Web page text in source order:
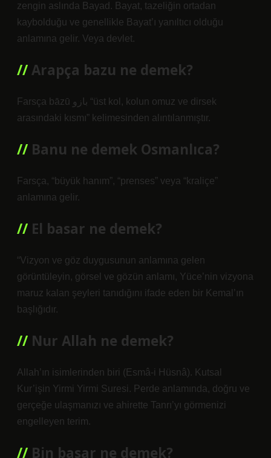
zengin aslında Bayad. Bayat, tazeliğin ortadan
kaybolduğu ve genellikle Bayat’ı yanıltıcı olduğu
anlamına gelir. Veya devlet.
Arapça bazu ne demek?
Farsça bāzū بازو “üst kol, kolun omuz ve dirsek
arasındaki kısmı” kelimesinden alıntılanmıştır.
Banu ne demek Osmanlıca?
Farsça, “büyük hanım”, “prenses” veya “kraliçe”
anlamına gelir.
El basar ne demek?
“Vizyon ve göz duygusunun anlamına gelen
görüntüleyin, görsel ve gözün anlamı, Yüce’nin vizyona
maruz kalan şeyleri tanıdığını ifade eden bir Kemal’ın
başlığıdır.
Nur Allah ne demek?
Allah’ın isimlerinden biri (Esmâ-i Hüsnâ). Kutsal
Kur’işin Yirmi Yirmi Suresi. Perde anlamında, doğru ve
gerçeğe ulaşmanızı ve ahirette Tanrı’yı ​​görmenizi
engelleyen terim.
Bin basar ne demek?